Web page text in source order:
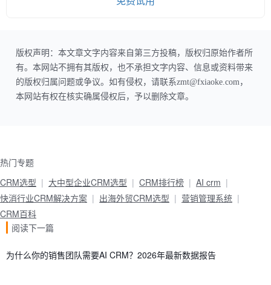
版权声明：本文章文字内容来自第三方投稿，版权归原始作者所
有。本网站不拥有其版权，也不承担文字内容、信息或资料带来
的版权归属问题或争议。如有侵权，请联系zmt@fxiaoke.com，
本网站有权在核实确属侵权后，予以删除文章。
热门专题
CRM选型
大中型企业CRM选型 CRM排行榜
AI crm
快消行业CRM解决方案
出海外贸CRM选型
营销管理系统
CRM百科
阅读下一篇
为什么你的销售团队需要AI CRM？2026年最新数据报告